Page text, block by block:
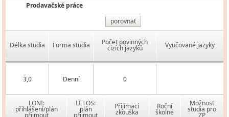
Prodavačské práce
porovnat
Délka studia Forma studia Počet povinných
cizích jazyků Vyučované jazyky
3,0 Denní 0
LONI:
přihlášení/plán
LETOS:
plán Přijímací
zkouška
Roční
školné
Možnost
studia pro